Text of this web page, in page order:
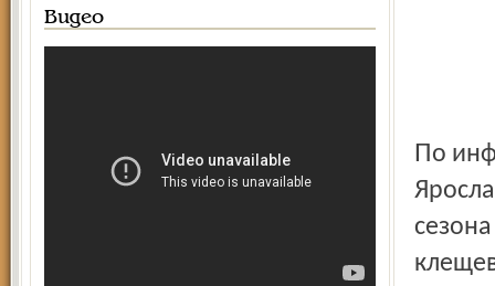
Видео
По информации управления Роспотребнадзора по